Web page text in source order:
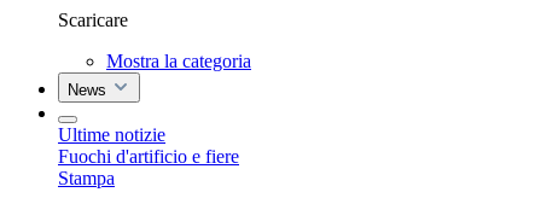
Scaricare
Mostra la categoria
News
Ultime notizie
Fuochi d'artificio e fiere
Stampa